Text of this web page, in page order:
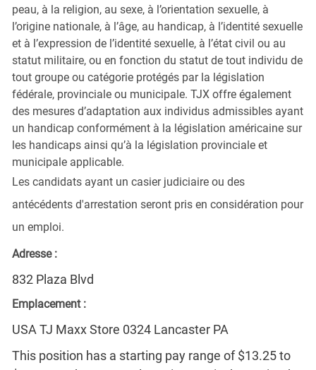
peau, à la religion, au sexe, à l’orientation sexuelle, à
l’origine nationale, à l’âge, au handicap, à l’identité sexuelle
et à l’expression de l’identité sexuelle, à l’état civil ou au
statut militaire, ou en fonction du statut de tout individu de
tout groupe ou catégorie protégés par la législation
fédérale, provinciale ou municipale. TJX offre également
des mesures d’adaptation aux individus admissibles ayant
un handicap conformément à la législation américaine sur
les handicaps ainsi qu’à la législation provinciale et
municipale applicable.
Les candidats ayant un casier judiciaire ou des
antécédents d'arrestation seront pris en considération pour
un emploi.
Adresse :
832 Plaza Blvd
Emplacement :
USA TJ Maxx Store 0324 Lancaster PA
This position has a starting pay range of $13.25 to